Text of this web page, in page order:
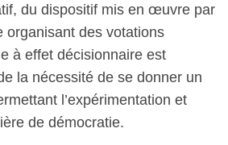
du dispositif mis en œuvre par
organisant des votations
à effet décisionnaire est
la nécessité de se donner un
l’expérimentation et
de démocratie.